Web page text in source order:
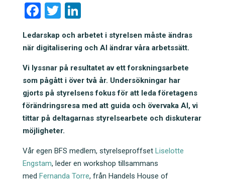
F
c
b
o
o
k
T
tt
Li
k
dI
n
Ledarskap och arbetet i styrelsen måste ändras
när digitalisering och AI ändrar våra arbetssätt.
Vi lyssnar på resultatet av ett forskningsarbete
som pågått i över två år. Undersökningar har
gjorts på styrelsens fokus för att leda företagens
förändringsresa med att guida och övervaka AI, vi
tittar på deltagarnas styrelsearbete och diskuterar
möjligheter.
Vår egen BFS medlem, styrelseproffsetLiselotte
Engstam, leder en workshop tillsammans
med Fernanda Torre, från Handels House of